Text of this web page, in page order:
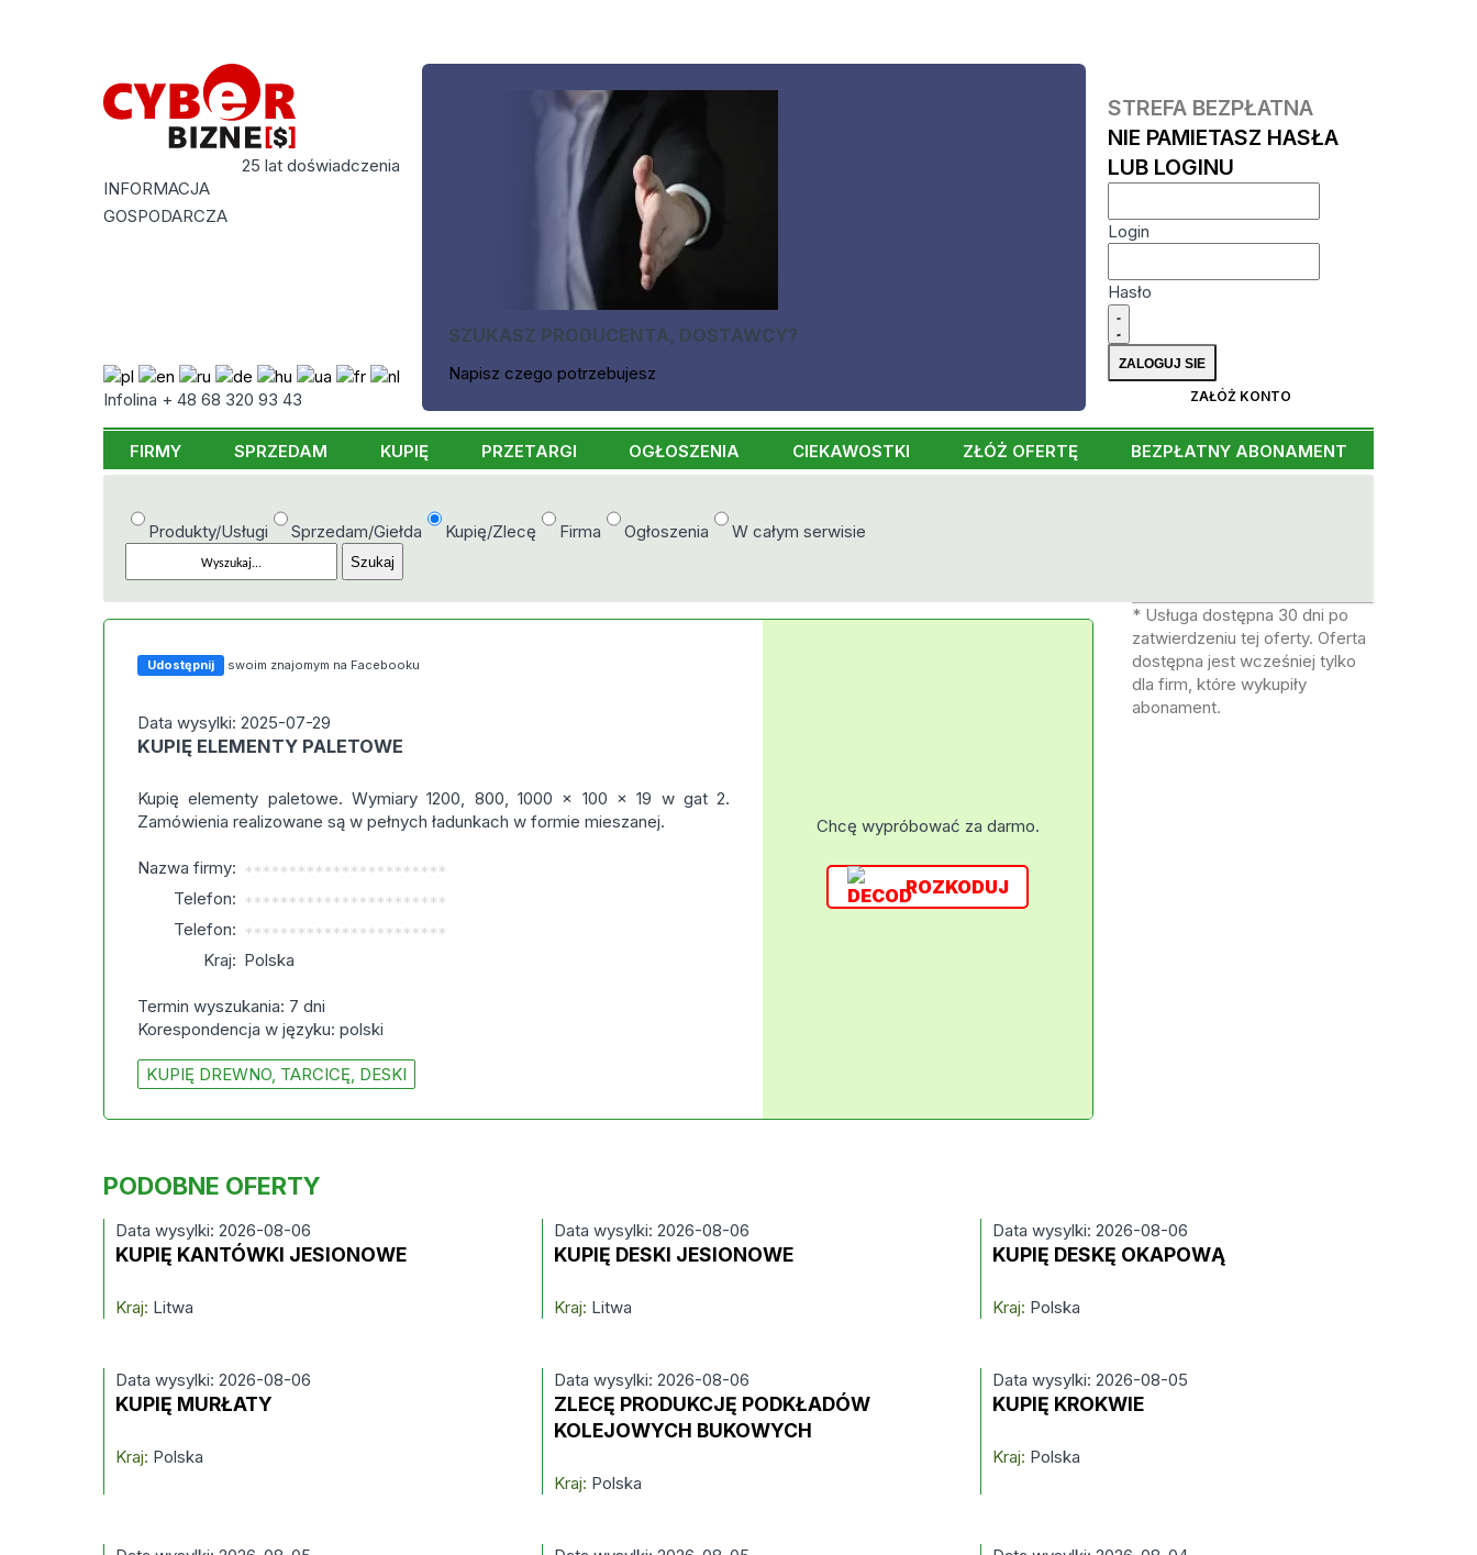
25 lat doświadczenia
INFORMACJA
GOSPODARCZA
Infolina + 48 68 320 93 43
SZUKASZ PRODUCENTA, DOSTAWCY?
Napisz czego potrzebujesz
STREFA BEZPŁATNA
NIE PAMIETASZ HASŁA
LUB LOGINU
Login
Hasło
ZAŁÓŻ KONTO
FIRMY SPRZEDAM KUPIĘ PRZETARGI OGŁOSZENIA CIEKAWOSTKI ZŁÓŻ OFERTĘ BEZPŁATNY ABONAMENT
Produkty/Usługi Sprzedam/Giełda Kupię/Zlecę Firma Ogłoszenia W całym serwisie
Udostępnij swoim znajomym na Facebooku
Data wysylki: 2025-07-29
KUPIĘ ELEMENTY PALETOWE
Kupię elementy paletowe. Wymiary 1200, 800, 1000 × 100 × 19 w gat 2.
Zamówienia realizowane są w pełnych ładunkach w formie mieszanej.
Nazwa firmy: ***********************
Telefon: ***********************
Telefon: ***********************
Kraj: Polska
Termin wyszukania: 7 dni
Korespondencja w języku: polski
KUPIĘ DREWNO, TARCICĘ, DESKI
Chcę wypróbować za darmo.
ROZKODUJ
* Usługa dostępna 30 dni po
zatwierdzeniu tej oferty. Oferta
dostępna jest wcześniej tylko
dla firm, które wykupiły
abonament.
PODOBNE OFERTY
Data wysylki: 2026-08-06
KUPIĘ KANTÓWKI JESIONOWE
Kraj: Litwa
Data wysylki: 2026-08-06
KUPIĘ DESKI JESIONOWE
Kraj: Litwa
Data wysylki: 2026-08-06
KUPIĘ DESKĘ OKAPOWĄ
Kraj: Polska
Data wysylki: 2026-08-06
KUPIĘ MURŁATY
Kraj: Polska
Data wysylki: 2026-08-06
ZLECĘ PRODUKCJĘ PODKŁADÓW
KOLEJOWYCH BUKOWYCH
Kraj: Polska
Data wysylki: 2026-08-05
KUPIĘ KROKWIE
Kraj: Polska